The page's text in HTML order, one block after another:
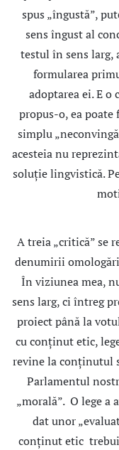
spus „îngustă”,
sens îngust al
testul în sens larg,
formularea
adoptarea ei. E o
propus-o, ea
simplu
acesteia nu
soluţie lingvistică.
A treia „critică” se
denumirii
În viziunea mea,
sens larg, ci întreg
proiect până la
cu conţinut etic,
revine la conţinutul
Parlamentul
„morală”. O lege a
dat unor
conţinut etic